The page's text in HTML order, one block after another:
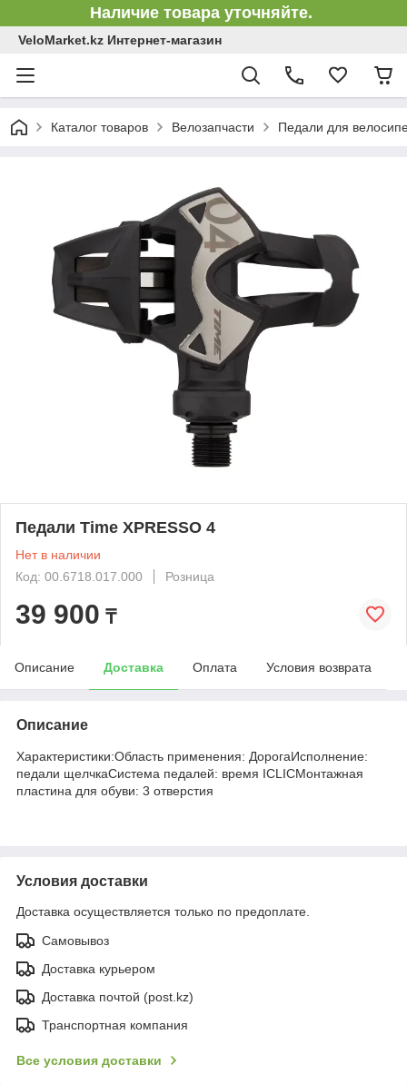
Наличие товара уточняйте.
VeloMarket.kz Интернет-магазин
Каталог товаров Велозапчасти Педали для
Педали Time XPRESSO 4
Нет в наличии
Код: 00.6718.017.000
Розница
39 900 ₸
Описание Доставка Оплата Условия возврата
Описание
Характеристики:Область применения: ДорогаИсполнение:
педали щелчкаСистема педалей: время ICLICМонтажная
пластина для обуви: 3 отверстия
Условия доставки
Доставка осуществляется только по предоплате.
Самовывоз
Доставка курьером
Доставка почтой (post.kz)
Транспортная компания
Все условия доставки